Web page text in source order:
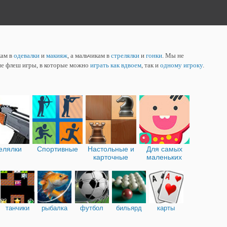
в одевалки и макияж, а мальчикам в стрелялки и гонки. Мы не
флеш игры, в которые можно играть как вдвоем, так и одному игроку.
Спортивные
Настольные и
карточные
Для самых
маленьких
танчики рыбалка футбол бильярд карты